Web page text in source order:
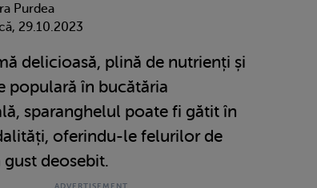
Purdea
29.10.2023
delicioasă, plină de nutrienți și
populară în bucătăria
sparanghelul poate fi gătit în
oferindu-le felurilor de
deosebit.